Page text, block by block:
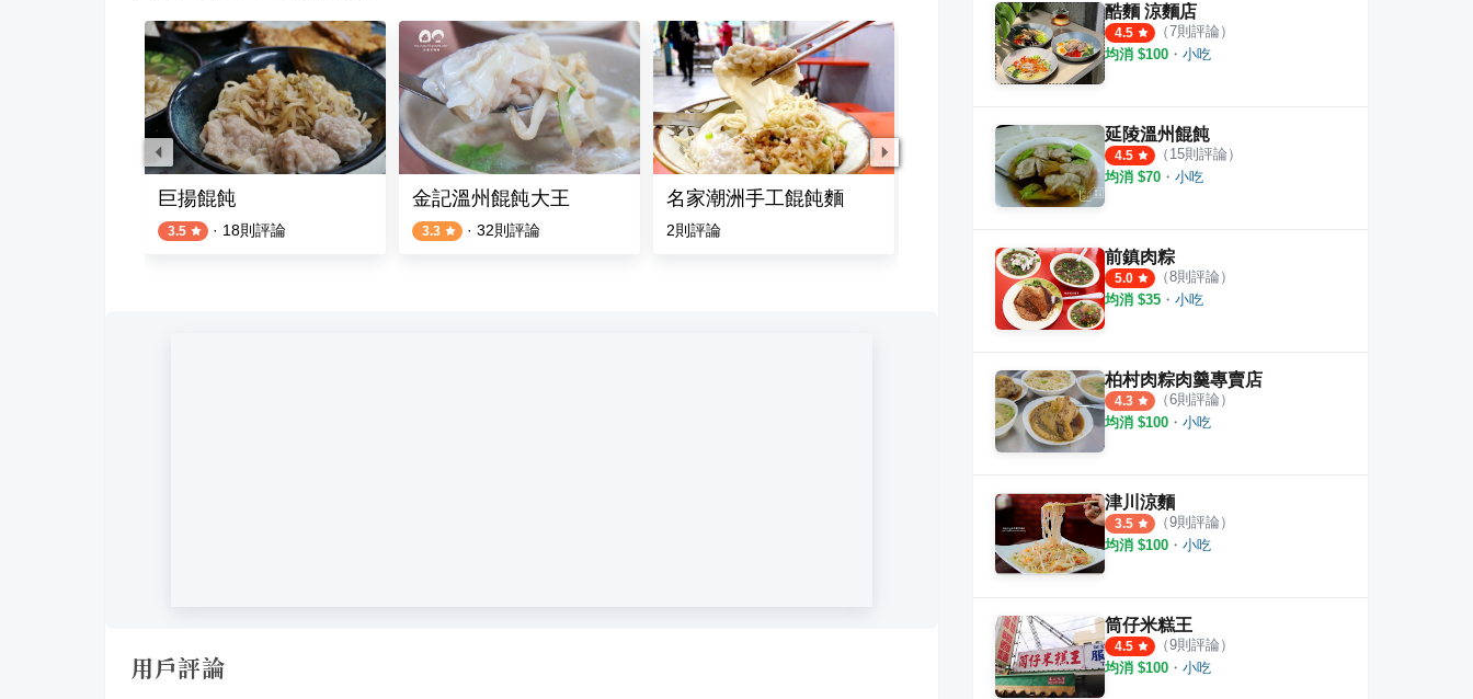
巨揚餛飩
3.5 · 18則評論
金記溫州餛飩大王
3.3 · 32則評論
名家潮洲手工餛飩麵
2則評論
老溫馨(原老溫州)餛飩大王
用戶評論
酷麵 涼麵店
4.5 （7則評論）
均消 $100 ・ 小吃
延陵溫州餛飩
4.5 （ 15則評論）
均消 $70 ・ 小吃
前鎮肉粽
5.0 （8則評論）
均消 $35 ・ 小吃
柏村肉粽肉羹專賣店
4.3 （6則評論）
均消 $100 ・ 小吃
津川涼麵
3.5 （9則評論）
均消 $100 ・ 小吃
筒仔米糕王
4.5 （9則評論）
均消 $100 ・ 小吃